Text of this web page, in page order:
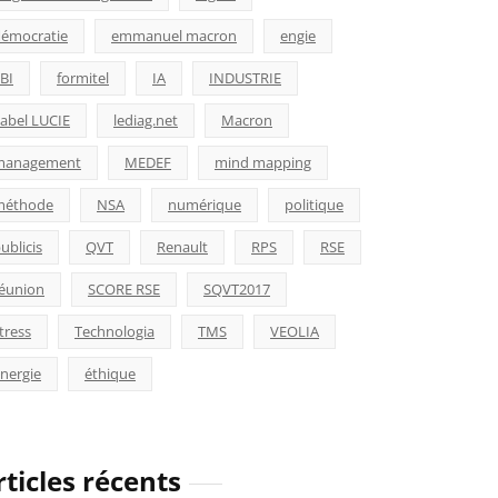
emmanuel macron engie
formitel IA INDUSTRIE
LUCIE lediag.net Macron
MEDEF mind mapping
NSA numérique politique
QVT Renault RPS RSE
SCORE RSE SQVT2017
Technologia TMS VEOLIA
éthique
récents